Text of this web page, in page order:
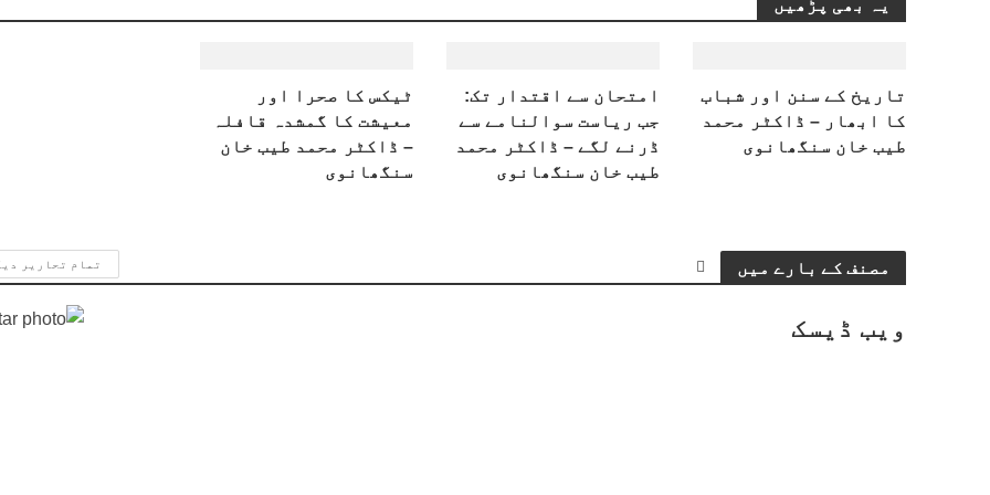
تاریخ کے سنن اور شباب
کا ابھار – ڈاکٹر محمد
طیب خان سنگھانوی
امتحان سے اقتدار تک:
جب ریاست سوالنامے سے
ڈرنے لگے – ڈاکٹر محمد
طیب خان سنگھانوی
ٹیکس کا صحرا اور
معیشت کا گمشدہ قافلہ
– ڈاکٹر محمد طیب خان
سنگھانوی
مصنف کے بارے میں تمام تحاریر
ویب ڈیسک